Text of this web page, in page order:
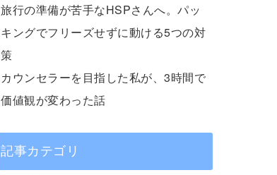
旅行の準備が苦手なHSPさんへ。パッ
キングでフリーズせずに動ける5つの対
策
カウンセラーを目指した私が、3時間で
価値観が変わった話
記事カテゴリ